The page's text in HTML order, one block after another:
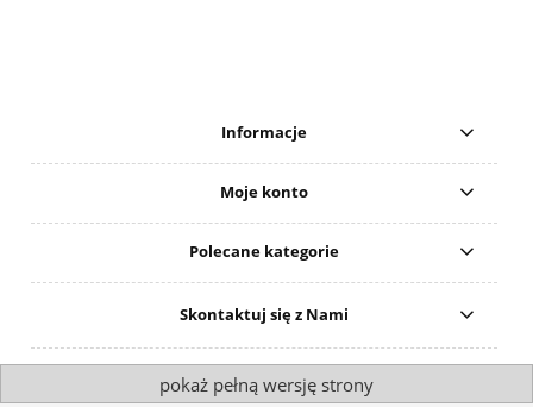
Informacje
Moje konto
Polecane kategorie
Skontaktuj się z Nami
pokaż pełną wersję strony